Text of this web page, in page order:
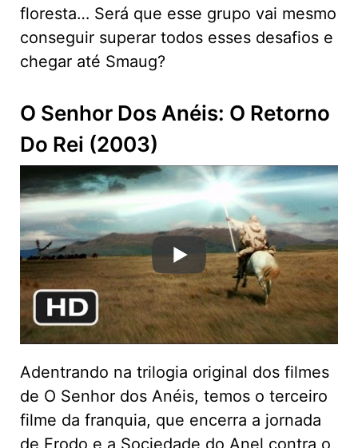
floresta… Será que esse grupo vai mesmo
conseguir superar todos esses desafios e
chegar até Smaug?
O Senhor Dos Anéis: O Retorno
Do Rei (2003)
Adentrando na trilogia original dos filmes
de O Senhor dos Anéis, temos o terceiro
filme da franquia, que encerra a jornada
de Frodo e a Sociedade do Anel contra o